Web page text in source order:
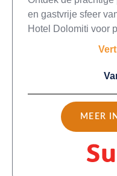
en gastvrije sfeer
Hotel Dolomiti voor
MEER